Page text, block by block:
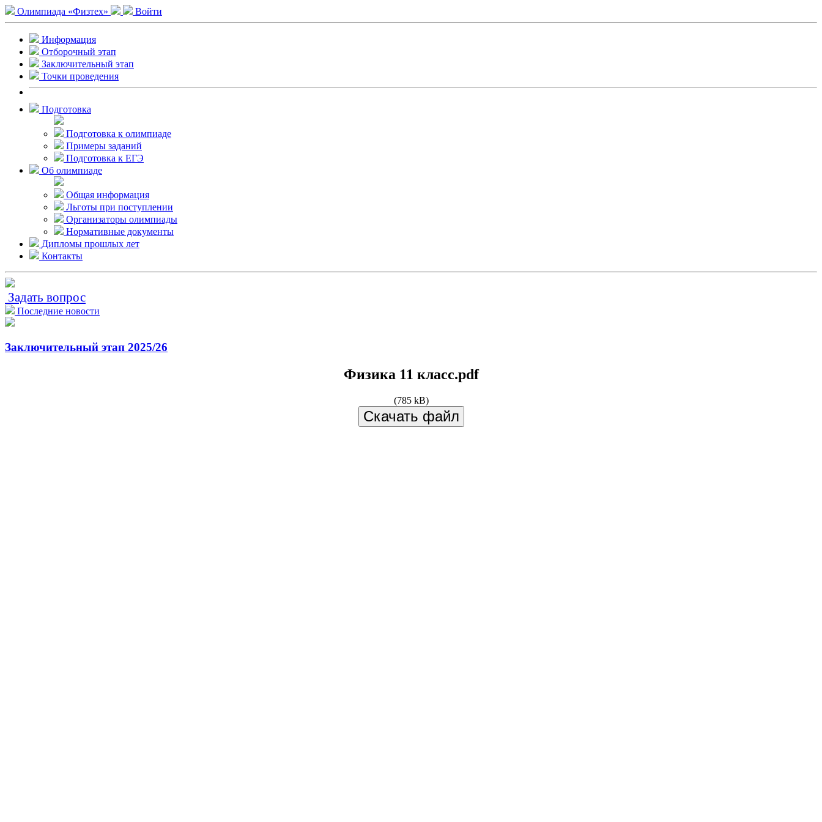
Олимпиада «Физтех» Войти
Информация
Отборочный этап
Заключительный этап
Точки проведения
Подготовка
Подготовка к олимпиаде
Примеры заданий
Подготовка к ЕГЭ
Об олимпиаде
Общая информация
Льготы при поступлении
Организаторы олимпиады
Нормативные документы
Дипломы прошлых лет
Контакты
Задать вопрос
Последние новости
Заключительный этап 2025/26
Физика 11 класс.pdf
(785 kB)
Скачать файл